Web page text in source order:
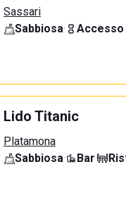
Sassari
Sabbiosa· Accesso
Lido Titanic
Platamona
Sabbiosa· Bar·